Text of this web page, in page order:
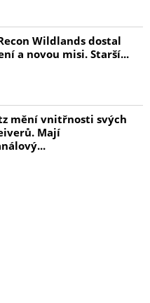
Wildlands dostal
a novou misi. Starší...
mění vnitřnosti svých
Mají